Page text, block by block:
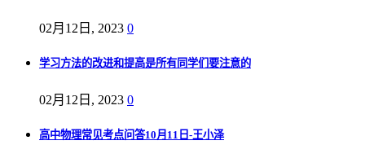
02月12日, 2023 0
学习方法的改进和提高是所有同学们要注意的
02月12日, 2023 0
高中物理常见考点问答10月11日-王小泽